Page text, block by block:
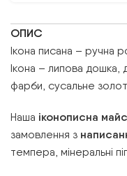
ОПИС
Ікона писана – ручна
Ікона – липова дошка,
фарби, сусальне
Наша іконописна
замовлення з
темпера, мінеральні